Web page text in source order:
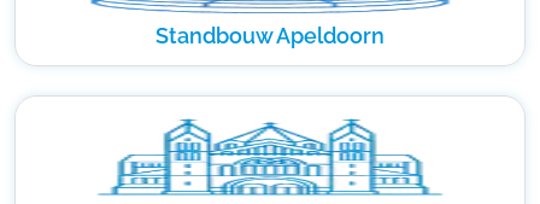
Standbouw Apeldoorn